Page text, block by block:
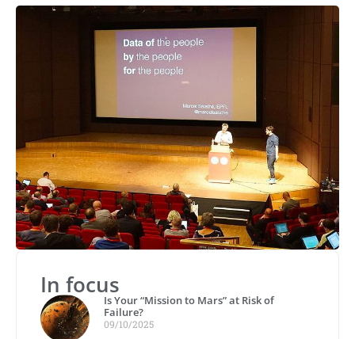
In focus
Is Your “Mission to Mars” at Risk of
Failure?
09/10/2025